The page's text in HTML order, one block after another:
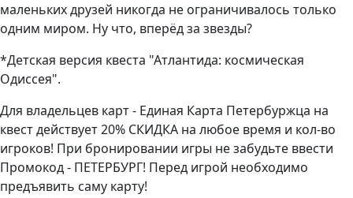
маленьких друзей никогда не ограничивалось только
одним миром. Ну что, вперёд за звезды?
*Детская версия квеста "Атлантида: космическая
Одиссея".
Для владельцев карт - Единая Карта Петербуржца на
квест действует 20% СКИДКА на любое время и кол-во
игроков! При бронировании игры не забудьте ввести
Промокод - ПЕТЕРБУРГ! Перед игрой необходимо
предъявить саму карту!